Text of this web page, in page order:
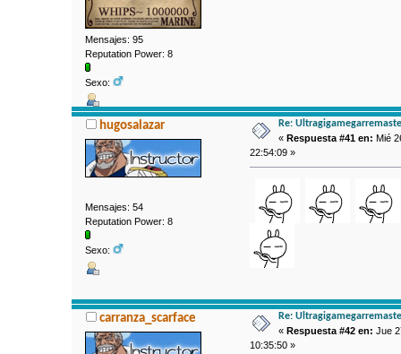
Mensajes: 95
Reputation Power: 8
Sexo:
hugosalazar
Mensajes: 54
Reputation Power: 8
Sexo:
Re:
«Respuesta #41 en: Mié
22:54:09 »
carranza_scarface
Re:
« Respuesta #42 en: Jue
10:35:50 »